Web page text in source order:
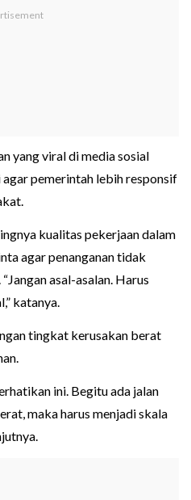
yang viral di media sosial
agar pemerintah lebih responsif
kualitas pekerjaan dalam
agar penanganan tidak
asal-asalan. Harus
katanya.
tingkat kerusakan berat
ini. Begitu ada jalan
maka harus menjadi skala